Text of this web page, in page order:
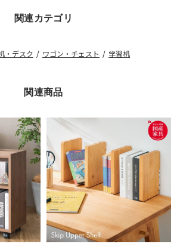
関連カテゴリ
・デスク / ワゴン・チェスト / 学習机
関連商品